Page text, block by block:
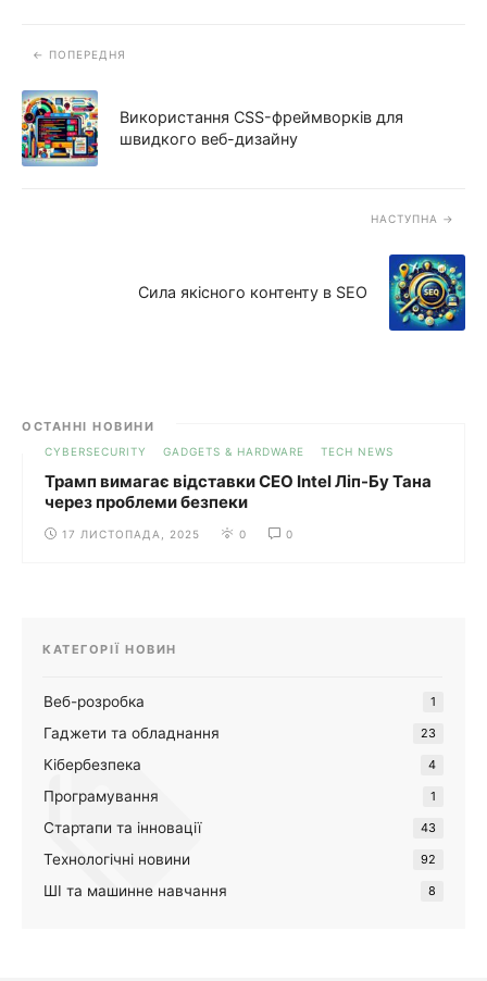
ПОПЕРЕДНЯ
Використання CSS-фреймворків для
швидкого веб-дизайну
НАСТУПНА
Сила якісного контенту в SEO
ОСТАННІ НОВИНИ
CYBERSECURITY GADGETS & HARDWARE TECH NEWS
Трамп вимагає відставки CEO Intel Ліп-Бу Тана
через проблеми безпеки
17 ЛИСТОПАДА, 2025 0 0
КАТЕГОРІЇ НОВИН
Веб-розробка 1
Гаджети та обладнання 23
Кібербезпека 4
Програмування 1
Стартапи та інновації 43
Технологічні новини 92
ШІ та машинне навчання 8